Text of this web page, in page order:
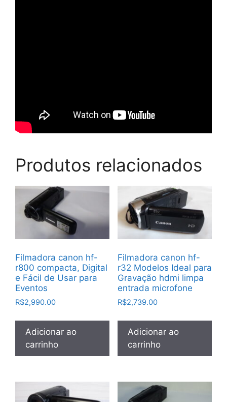
Produtos relacionados
Filmadora canon hf-
r800 compacta, Digital
e Fácil de Usar para
Eventos
R$2,990.00
Adicionar ao
carrinho
Filmadora canon hf-
r32 Modelos Ideal para
Gravação hdmi limpa
entrada microfone
R$2,739.00
Adicionar ao
carrinho